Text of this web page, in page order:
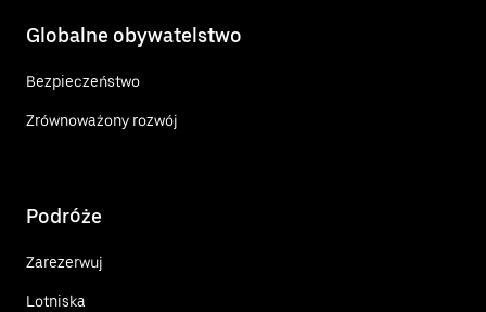
Globalne obywatelstwo
Bezpieczeństwo
Zrównoważony rozwój
Podróże
Zarezerwuj
Lotniska